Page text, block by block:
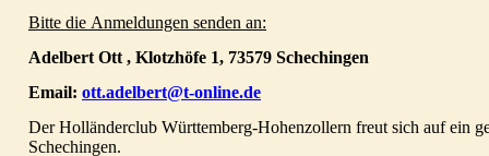
Bitte die Anmeldungen senden an:
Adelbert Ott , Klotzhöfe 1, 73579 Schechingen
Email: ott.adelbert@t-online.de
Der Holländerclub Württemberg-Hohenzollern freut sich auf ein
Schechingen.